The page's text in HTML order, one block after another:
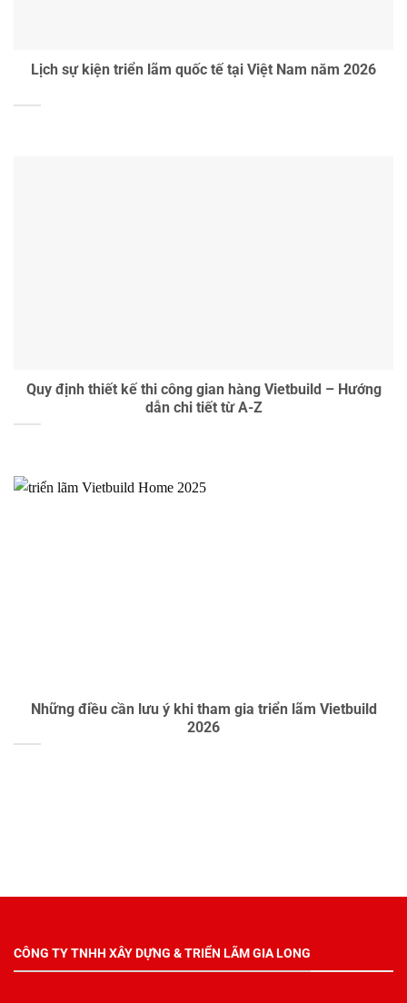
Lịch sự kiện triển lãm quốc tế tại Việt Nam năm 2026
Quy định thiết kế thi công gian hàng Vietbuild – Hướng
dẫn chi tiết từ A-Z
Những điều cần lưu ý khi tham gia triển lãm Vietbuild
2026
CÔNG TY TNHH XÂY DỰNG & TRIỂN LÃM GIA LONG